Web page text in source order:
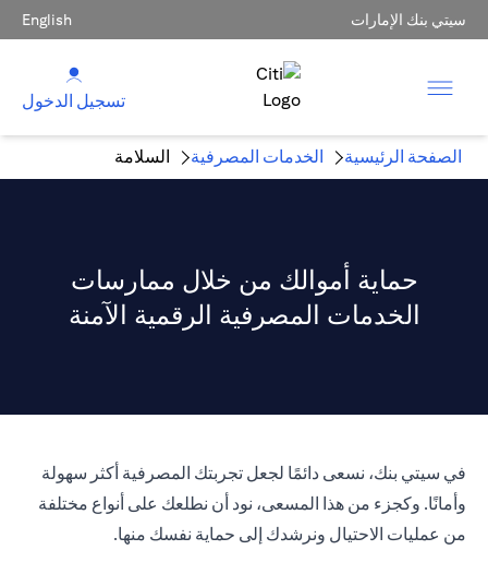
سيتي بنك الإمارات English
تسجيل الدخول
الصفحة الرئيسية الخدمات المصرفية السلامة
حماية أموالك من خلال ممارسات
الخدمات المصرفية الرقمية الآمنة
في سيتي بنك، نسعى دائمًا لجعل تجربتك المصرفية أكثر سهولة
وأمانًا. وكجزء من هذا المسعى، نود أن نطلعك على أنواع مختلفة
من عمليات الاحتيال ونرشدك إلى حماية نفسك منها.